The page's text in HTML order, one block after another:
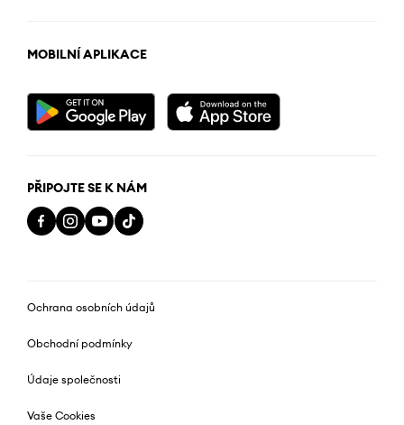
MOBILNÍ APLIKACE
PŘIPOJTE SE K NÁM
Ochrana osobních údajů
Obchodní podmínky
Údaje společnosti
Vaše Cookies